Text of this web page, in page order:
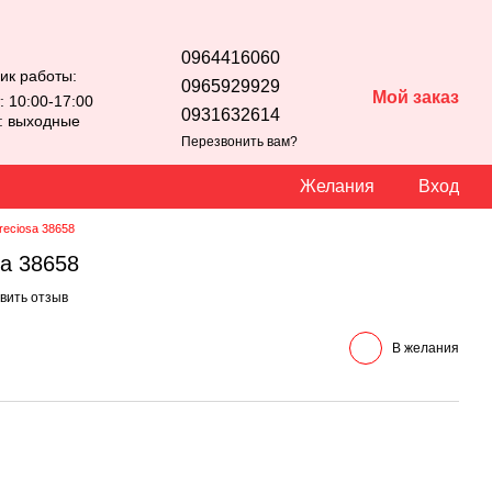
работы:
10:00-17:00
выходные
0964416060
0965929929
0931632614
Перезвонить вам?
Мой заказ
Желания Вход
38658
38658
отзыв
В желания